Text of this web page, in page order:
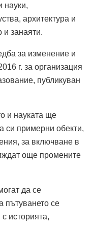
науки,
архитектура и
и занаяти.
за изменение и
г. за организация
публикуван
и науката ще
си примерни обекти,
за включване в
още промените
да се
пътуването се
историята,